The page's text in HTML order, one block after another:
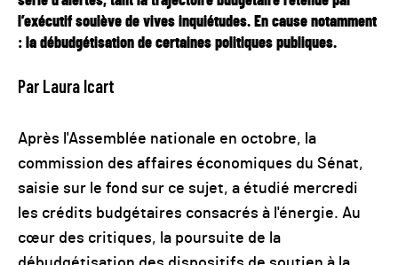
l’exécutif soulève de vives inquiétudes. En cause notamment
: la débudgétisation de certaines politiques publiques.
Par Laura Icart
Après l'Assemblée nationale en octobre, la
commission des affaires économiques du Sénat,
saisie sur le fond sur ce sujet, a étudié mercredi
les crédits budgétaires consacrés à l'énergie. Au
cœur des critiques, la poursuite de la